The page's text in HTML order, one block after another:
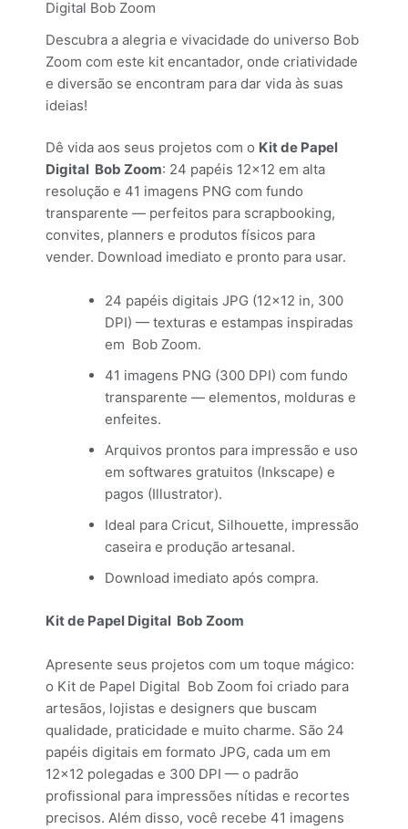
Digital Bob Zoom
Descubra a alegria e vivacidade do universo Bob
Zoom com este kit encantador, onde criatividade
e diversão se encontram para dar vida às suas
ideias!
Dê vida aos seus projetos com o Kit de Papel
Digital Bob Zoom: 24 papéis 12×12 em alta
resolução e 41 imagens PNG com fundo
transparente — perfeitos para scrapbooking,
convites, planners e produtos físicos para
vender. Download imediato e pronto para usar.
24 papéis digitais JPG (12×12 in, 300
DPI) — texturas e estampas inspiradas
em Bob Zoom.
41 imagens PNG (300 DPI) com fundo
transparente — elementos, molduras e
enfeites.
Arquivos prontos para impressão e uso
em softwares gratuitos (Inkscape) e
pagos (Illustrator).
Ideal para Cricut, Silhouette, impressão
caseira e produção artesanal.
Download imediato após compra.
Kit de Papel Digital Bob Zoom
Apresente seus projetos com um toque mágico:
o Kit de Papel Digital Bob Zoom foi criado para
artesãos, lojistas e designers que buscam
qualidade, praticidade e muito charme. São 24
papéis digitais em formato JPG, cada um em
12×12 polegadas e 300 DPI — o padrão
profissional para impressões nítidas e recortes
precisos. Além disso, você recebe 41 imagens